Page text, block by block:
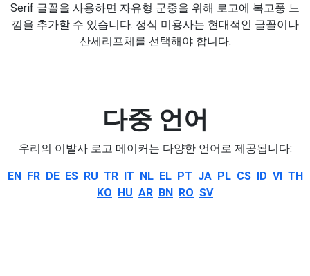
Serif 글꼴을 사용하면 자유형 군중을 위해 로고에 복고풍 느
낌을 추가할 수 있습니다. 정식 미용사는 현대적인 글꼴이나
산세리프체를 선택해야 합니다.
다중 언어
우리의 이발사 로고 메이커는 다양한 언어로 제공됩니다:
EN FR DE ES RU TR IT NL EL PT JA PL CS ID VI TH
KO HU AR BN RO SV